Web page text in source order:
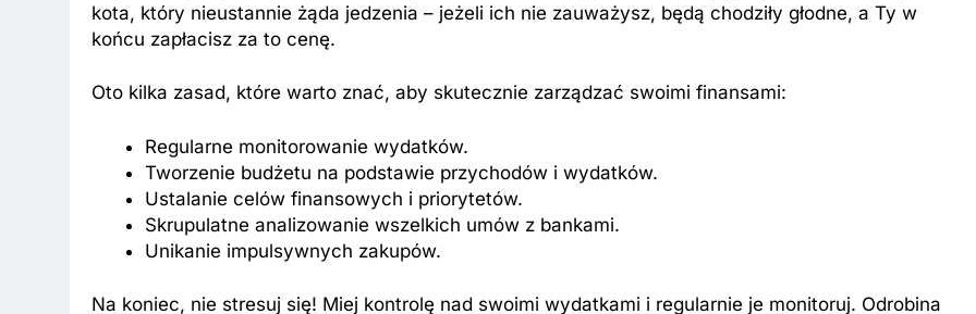
kota, który nieustannie żąda jedzenia – jeżeli ich nie zauważysz, będą chodziły głodne, a Ty w
końcu zapłacisz za to cenę.
Oto kilka zasad, które warto znać, aby skutecznie zarządzać swoimi finansami:
Regularne monitorowanie wydatków.
Tworzenie budżetu na podstawie przychodów i wydatków.
Ustalanie celów finansowych i priorytetów.
Skrupulatne analizowanie wszelkich umów z bankami.
Unikanie impulsywnych zakupów.
Na koniec, nie stresuj się! Miej kontrolę nad swoimi wydatkami i regularnie je monitoruj. Odrobina